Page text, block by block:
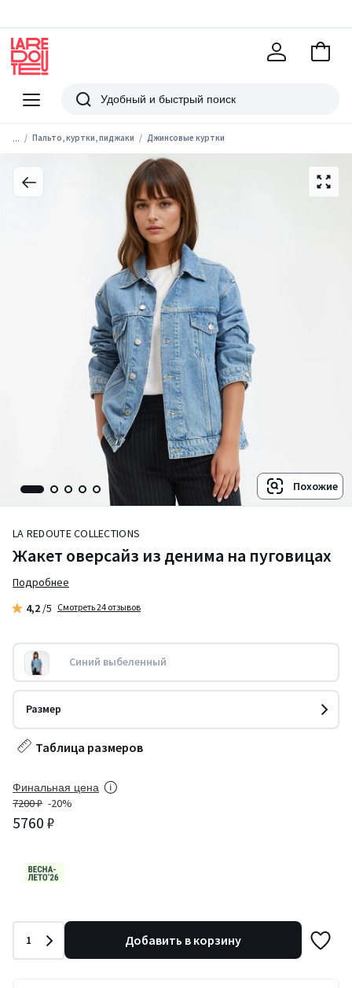
Меню
Redoute
Поиск
В
... Пальто, куртки, пиджаки Джинсовые куртки
Похожие
LA REDOUTE COLLECTIONS
Жакет оверсайз из денима на пуговицах
Подробнее
4,2 /5 Смотреть 24 отзывов
Синий выбеленный
Размер
Таблица размеров
Финальная цена
7200 ₽ -20%
5760 ₽
Количество
1 Добавить в корзину